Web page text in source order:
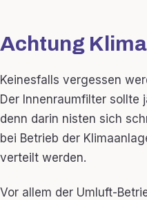
Achtung
Keinesfalls vergessen
Der Innenraumfilter sollte
denn darin nisten sich
bei Betrieb der
verteilt werden.
Vor allem der Umluft-